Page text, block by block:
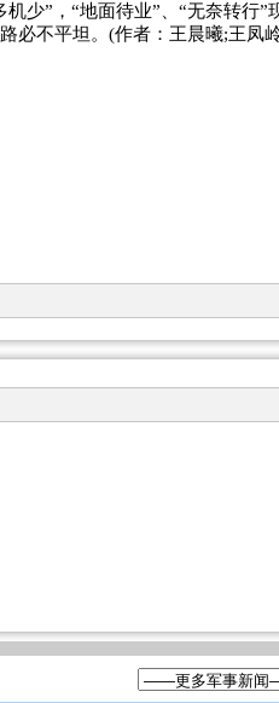
少”，“地面待业”、“无奈转行
必不平坦。(作者：王晨曦;王凤